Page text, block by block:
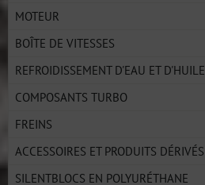
MOTEUR
BOÎTE DE VITESSES
REFROIDISSEMENT D'EAU ET D'HUILE
COMPOSANTS TURBO
FREINS
ACCESSOIRES ET PRODUITS DÉRIVÉS
SILENTBLOCS EN POLYURÉTHANE